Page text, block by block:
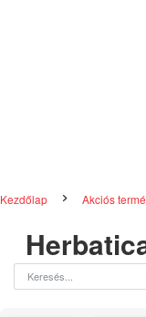
Kezdőlap Akciós